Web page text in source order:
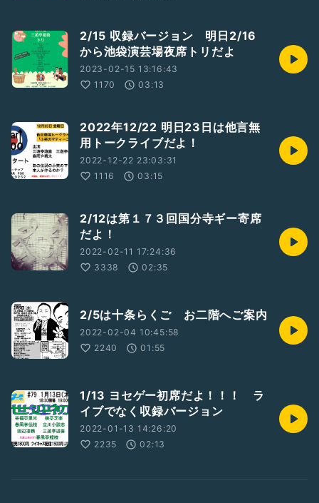
2/15 収録バージョン 明日2/16
から池袋演芸場夜席トリだよ
2023-02-15 13:16:43
1170
03:13
2022年12/22 明日23日は他言無
用トークライブだよ！
2022-12-22 23:03:31
1116
03:15
2/12は第１７３回国分寺ギー寄席
だよ！
2022-02-11 17:24:36
3338
02:35
2/5は十条らくご お二階へご案内
2022-02-04 10:45:58
2240
01:55
1/13 ヨセゲー初席だよ！！！ ラ
イブでなく収録バージョン
2022-01-13 14:26:20
2235
02:13